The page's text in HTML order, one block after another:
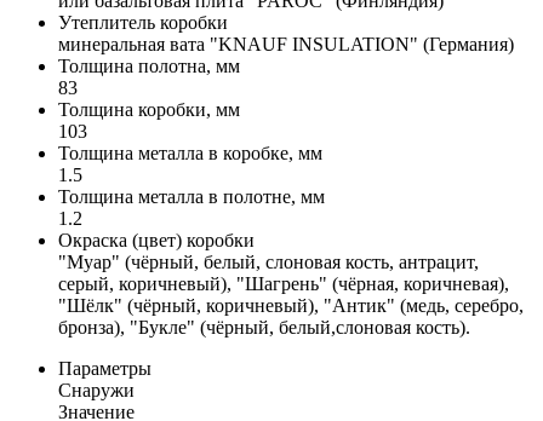
Утеплитель коробки
минеральная вата "KNAUF INSULATION" (Германия)
Толщина полотна, мм
83
Толщина коробки, мм
103
Толщина металла в коробке, мм
1.5
Толщина металла в полотне, мм
1.2
Окраска (цвет) коробки
"Муар" (чёрный, белый, слоновая кость, антрацит,
серый, коричневый), "Шагрень" (чёрная, коричневая),
"Шёлк" (чёрный, коричневый), "Антик" (медь, серебро,
бронза), "Букле" (чёрный, белый,слоновая кость).
Параметры
Снаружи
Значение